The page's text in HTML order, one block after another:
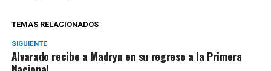
TEMAS RELACIONADOS
SIGUIENTE
Alvarado recibe a Madryn en su regreso a la Primera